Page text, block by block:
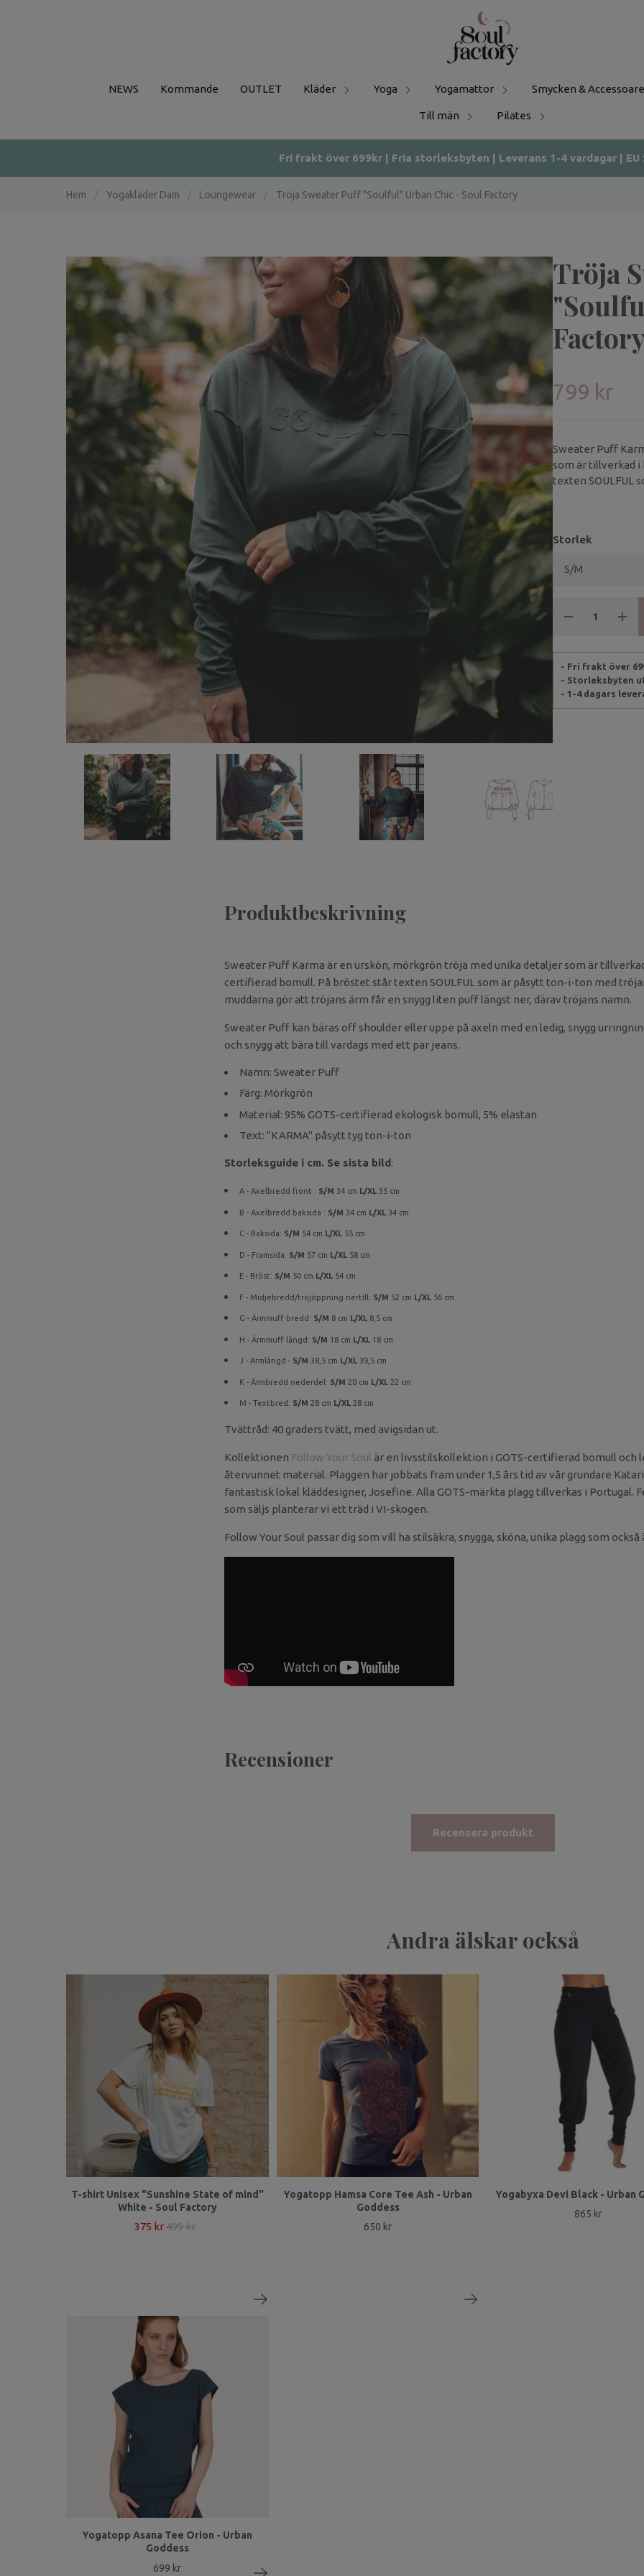
NEWS Kommande OUTLET Kläder Yoga Yogamattor Smycken &
Till män Pilates
Fri frakt över 699kr | Fria storleksbyten | Leverans 1-4 vardagar | EU
Hem Yogakläder Dam Loungewear Tröja Sweater Puff "Soulful" Urban Chic - Soul Factory
Tröja
799 kr
Sweater Puff
som är tillverkad
texten SOULFUL
Storlek
- Fri frakt över
- Storleksbyten
- 1-4 dagars
Produktbeskrivning
Sweater Puff Karma är en urskön, mörkgrön tröja med unika detaljer som är
certifierad bomull. På bröstet står texten SOULFUL som är påsytt ton-i-ton med
muddarna gör att tröjans ärm får en snygg liten puff längst ner, därav tröjans namn.
Sweater Puff kan bäras off shoulder eller uppe på axeln med en ledig, snygg
och snygg att bära till vardags med ett par jeans.
Namn: Sweater Puff
Färg: Mörkgrön
Material: 95% GOTS-certifierad ekologisk bomull, 5% elastan
Text: "KARMA" påsytt tyg ton-i-ton
Storleksguide i cm. Se sista bild:
A - Axelbredd front : S/M 34 cm L/XL 35 cm
B - Axelbredd baksida : S/M 34 cm L/XL 34 cm
C - Baksida: S/M 54 cm L/XL 55 cm
D - Framsida: S/M 57 cm L/XL 58 cm
E - Bröst: S/M 50 cm L/XL 54 cm
F - Midjebredd/tröjöppning nertill: S/M 52 cm L/XL 56 cm
G - Ärmmuff bredd: S/M 8 cm L/XL 8,5 cm
H - Ärmmuff längd: S/M 18 cm L/XL 18 cm
J - Armlängd - S/M 38,5 cm L/XL 39,5 cm
K - Ärmbredd nederdel: S/M 20 cm L/XL 22 cm
M - Textbred: S/M 28 cm L/XL 28 cm
Tvättråd: 40 graders tvätt, med avigsidan ut.
Kollektionen Follow Your Soul är en livsstilskollektion i GOTS-certifierad bomull och
återvunnet material. Plaggen har jobbats fram under 1,5 års tid av vår grundare
fantastisk lokal kläddesigner, Josefine. Alla GOTS-märkta plagg tillverkas i Portugal.
som säljs planterar vi ett träd i VI-skogen.
Follow Your Soul passar dig som vill ha stilsäkra, snygga, sköna, unika plagg som
Recensioner
Recensera produkt
Andra älskar också
T-shirt Unisex "Sunshine State of mind"
White - Soul Factory
375 kr 499 kr
Yogatopp Hamsa Core Tee Ash - Urban
Goddess
650 kr
Yogabyxa Devi Black - Urban
865 kr
Yogatopp Asana Tee Orion - Urban
Goddess
699 kr